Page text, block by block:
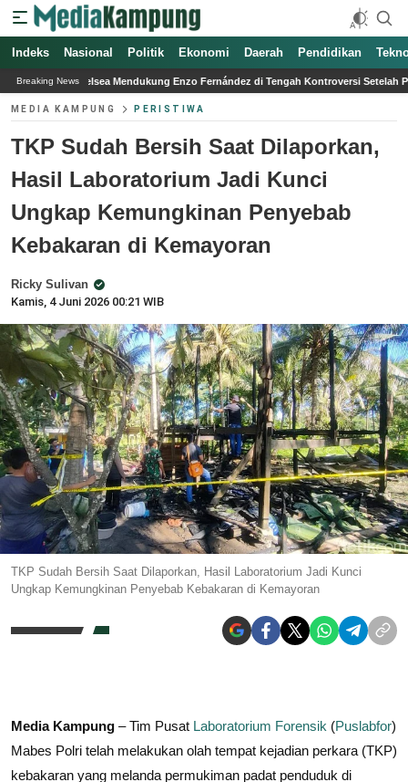
Indeks Nasional Politik Ekonomi Daerah Pendidikan
Breaking NewsEnzo Fernández di Tengah Kontroversi Setelah Piala Dunia Sambut
MEDIA KAMPUNG PERISTIWA
TKP Sudah Bersih Saat Dilaporkan,
Hasil Laboratorium Jadi Kunci
Ungkap Kemungkinan Penyebab
Kebakaran di Kemayoran
Ricky Sulivan
Kamis, 4 Juni 2026 00:21 WIB
TKP Sudah Bersih Saat Dilaporkan, Hasil Laboratorium Jadi Kunci
Ungkap Kemungkinan Penyebab Kebakaran di Kemayoran
Media Kampung – Tim Pusat Laboratorium Forensik (Puslabfor)
Mabes Polri telah melakukan olah tempat kejadian perkara (TKP)
kebakaran yang melanda permukiman padat penduduk di